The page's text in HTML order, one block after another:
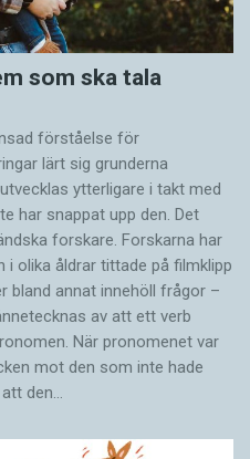
som ska tala
förståelse för
lärt sig grunderna
ytterligare i takt med
har snappat upp den. Det
forskare. Forskarna har
olika åldrar tittade på filmklipp
bland annat innehöll frågor –
av att ett verb
När pronomenet var
mot den som inte hade
den…